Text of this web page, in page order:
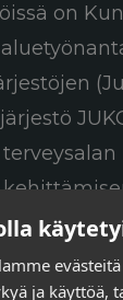
on
ja käyttöä,